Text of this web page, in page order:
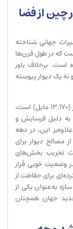
چین از فضا
جهانی شناخته
که در طول قرن‌ها
برخلاف باور
یک دیوار پیوسته
طول رسمی این دیوار شگفت‌انگیز ۲۱,۱۹۶ کیلومتر (۱۳,۱۷۰ مایل) است،
حدود ۹ درصد از آن به دلیل فرسایش و
این، در دهه
مصالح دیوار برای
تخریب بخش‌های
این دیوار در وضعیت خوبی قرار
برای حفاظت از
به‌عنوان یکی از
جهان همچنان